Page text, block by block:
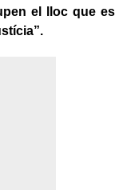
el lloc que es